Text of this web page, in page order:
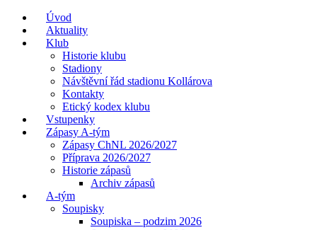
Úvod
Aktuality
Klub
Historie klubu
Stadiony
Návštěvní řád stadionu Kollárova
Kontakty
Etický kodex klubu
Vstupenky
Zápasy A-tým
Zápasy ChNL 2026/2027
Příprava 2026/2027
Historie zápasů
Archiv zápasů
A-tým
Soupisky
Soupiska – podzim 2026